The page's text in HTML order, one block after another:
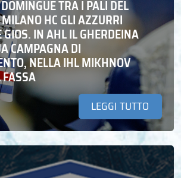
TRA I PALI DEL
HC GLI AZZURRI
GIOS. IN AHL IL GHERDEINA
CAMPAGNA DI
NELLA IHL MIKHNOV
LEGGI TUTTO